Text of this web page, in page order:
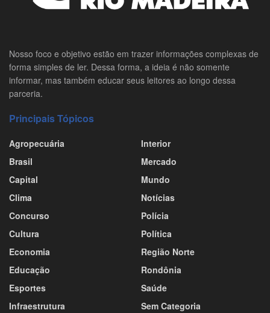
Nosso foco e objetivo estão em trazer informações complexas de
forma simples de ler. Dessa forma, a ideia é não somente
informar, mas também educar seus leitores ao longo dessa
parceria.
Principais Tópicos
Agropecuária
Brasil
Capital
Clima
Concurso
Cultura
Economia
Educação
Esportes
Infraestrutura
Interior
Mercado
Mundo
Notícias
Polícia
Política
Região Norte
Rondônia
Saúde
Sem Categoria